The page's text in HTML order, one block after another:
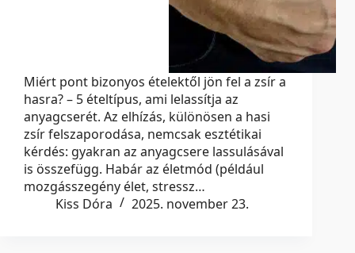
Miért pont bizonyos ételektől jön fel a zsír a
hasra? – 5 ételtípus, ami lelassítja az
anyagcserét. Az elhízás, különösen a hasi
zsír felszaporodása, nemcsak esztétikai
kérdés: gyakran az anyagcsere lassulásával
is összefügg. Habár az életmód (például
mozgásszegény élet, stressz…
Kiss Dóra
2025. november 23.